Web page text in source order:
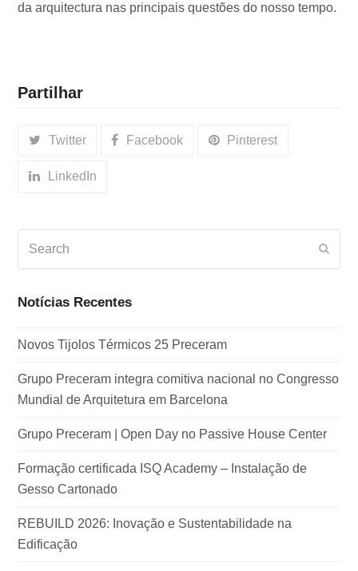
da arquitectura nas principais questões do nosso tempo.
Partilhar
Twitter Facebook Pinterest
LinkedIn
Notícias Recentes
Novos Tijolos Térmicos 25 Preceram
Grupo Preceram integra comitiva nacional no Congresso
Mundial de Arquitetura em Barcelona
Grupo Preceram | Open Day no Passive House Center
Formação certificada ISQ Academy – Instalação de
Gesso Cartonado
REBUILD 2026: Inovação e Sustentabilidade na
Edificação